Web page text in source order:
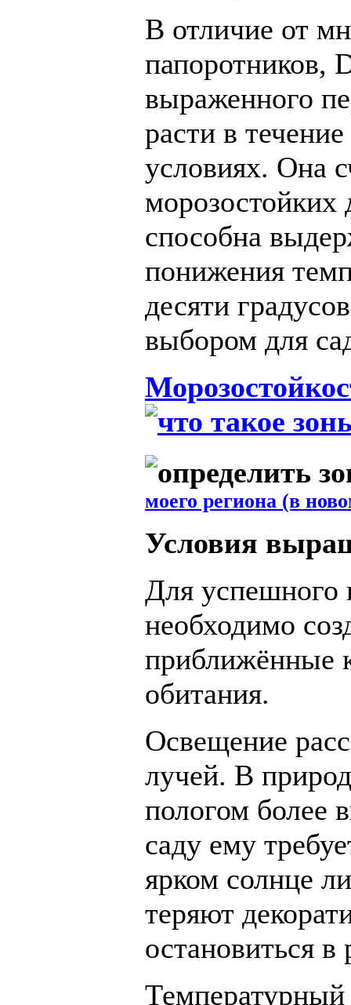
В отличие от
папоротников,
выраженного
расти в
условиях. Она
морозостойких
способна
понижения
десяти
выбором для
моего региона (в
Условия
Для успешного
необходимо
приближённые
обитания.
Освещение
лучей. В
пологом более
саду ему
ярком солнце
теряют
остановиться в